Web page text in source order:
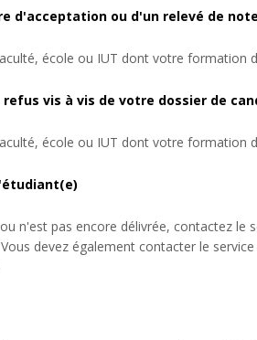
d'acceptation ou d'un relevé de note
école ou IUT dont votre formation
vis à vis de votre dossier de
école ou IUT dont votre formation
n'est pas encore délivrée, contactez
devez également contacter le